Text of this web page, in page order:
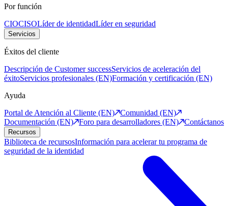
Por función
CIOCISOLíder de identidadLíder en seguridad
Servicios
Éxitos del cliente
Descripción de Customer successServicios de aceleración del
éxitoServicios profesionales (EN)Formación y certificación (EN)
Ayuda
Portal de Atención al Cliente (EN)
Comunidad (EN)
Documentación (EN)
Foro para desarrolladores (EN) Contáctanos
Recursos
Biblioteca de recursosInformación para acelerar tu programa de
seguridad de la identidad